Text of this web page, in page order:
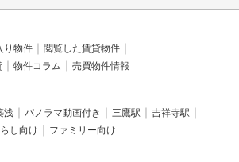
り物件
閲覧した賃貸物件
物件コラム 売買物件情報
浅 パノラマ動画付き 三鷹駅
吉祥寺駅
し向け ファミリー向け